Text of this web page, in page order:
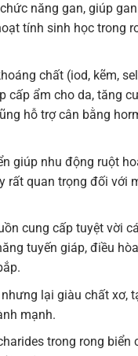
năng gan, giúp
tính sinh học trong
chất (iod, kẽm,
cấp ẩm cho da, tăng
hỗ trợ cân bằng
giúp nhu động ruột
quan trọng đối với
cung cấp tuyệt vời
tuyến giáp, điều
lại giàu chất xơ,
mạnh.
trong rong biển